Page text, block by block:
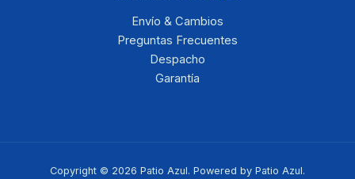
Envío & Cambios
Preguntas Frecuentes
Despacho
Garantía
Copyright © 2026 Patio Azul. Powered by Patio Azul.